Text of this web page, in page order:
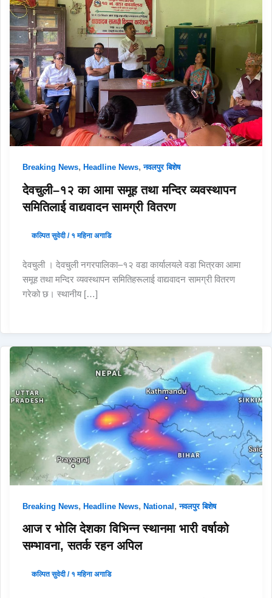
Breaking News,Headline News,नवलपुर बिशेष
देवचुली–१२ का आमा समूह तथा मन्दिर व्यवस्थापन
समितिलाई वाद्यवादन सामग्री वितरण
कल्पित सुवेदी/ १ महिना अगाडि
देवचुली । देवचुली नगरपालिका–१२ वडा कार्यालयले वडा भित्रका आमा
समूह तथा मन्दिर व्यवस्थापन समितिहरूलाई वाद्यवादन सामग्री वितरण
गरेको छ। स्थानीय […]
Breaking News,Headline News,National,नवलपुर बिशेष
आज र भोलि देशका विभिन्न स्थानमा भारी वर्षाको
सम्भावना, सतर्क रहन अपिल
कल्पित सुवेदी/ १ महिना अगाडि